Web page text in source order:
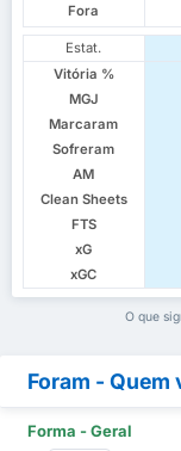
Fora
Estat.
Vitória %
MGJ
Marcaram
Sofreram
AM
Clean Sheets
FTS
xG
xGC
O que
Foram - Quem
Forma - Geral